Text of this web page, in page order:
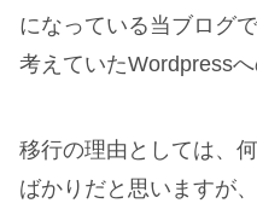
になっている当ブログ
考えていたWordpress
移行の理由としては、
ばかりだと思いますが、